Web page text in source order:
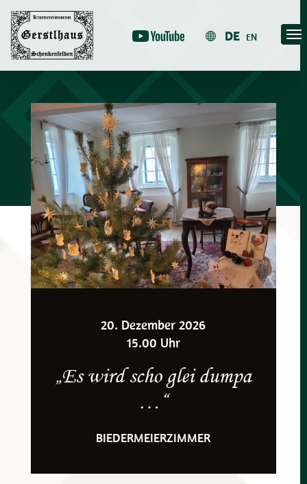
Skip
content
20. Dezember 2026
15.00 Uhr
„Es wird scho glei dumpa
…“
BIEDERMEIERZIMMER
DE EN